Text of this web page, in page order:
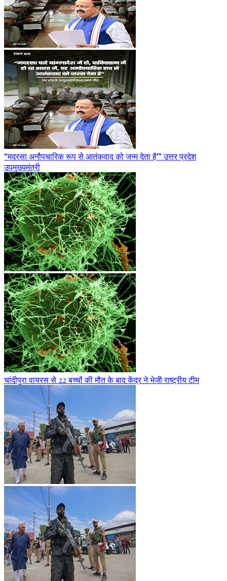
“मदरसा अनौपचारिक रूप से आतंकवाद को जन्म देता है” उत्तर प्रदेश
उपमुख्यमंत्री
चांदीपुरा वायरस से 22 बच्चों की मौत के बाद केंद्र ने भेजी राष्ट्रीय टीम